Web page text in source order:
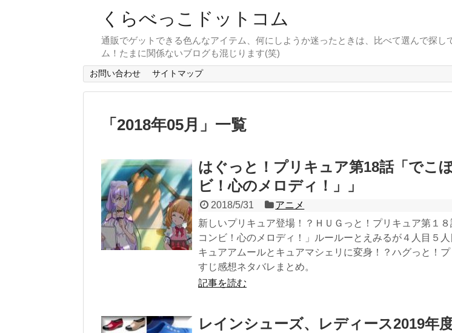
くらべっこドットコム
通販でゲットできる色んなアイテム、何にしようか迷ったときは、比べて選んで探
ム！たまに関係ないブログも混じります(笑)
お問い合わせ サイトマップ
「 2018年05月 」 一覧
はぐっと！プリキュア第18話「でこ
ビ！心のメロディ！」」
2018/5/31
アニメ
新しいプリキュア登場！？ＨＵＧっと！プリキュア第１８
コンビ！心のメロディ！」ルールーとえみるが４人目５
キュアアムールとキュアマシェリに変身！？ハグっと！
すじ感想ネタバレまとめ。
記事を読む
レインシューズ、レディース2019年